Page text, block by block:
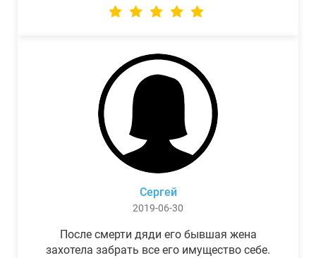
Сергей
2019-06-30
После смерти дяди его бывшая жена
захотела забрать все его имущество себе.